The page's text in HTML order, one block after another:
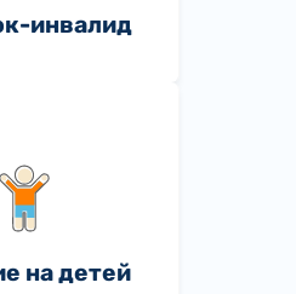
инвалид
на детей